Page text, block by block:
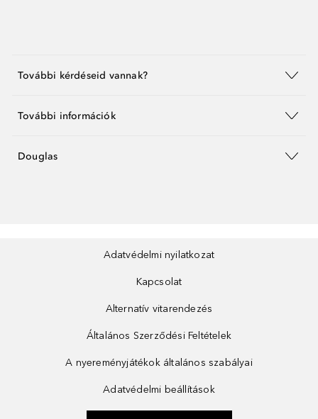
További kérdéseid vannak?
További információk
Douglas
Adatvédelmi nyilatkozat
Kapcsolat
Alternatív vitarendezés
Általános Szerződési Feltételek
A nyereményjátékok általános szabályai
Adatvédelmi beállítások